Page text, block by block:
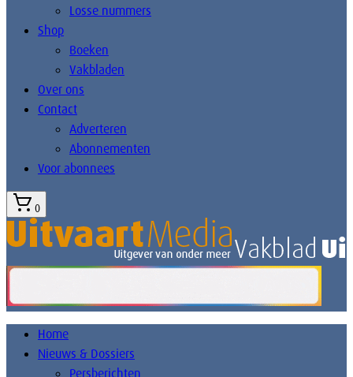
Losse nummers
Shop
Boeken
Vakbladen
Over ons
Contact
Adverteren
Abonnementen
Voor abonnees
0
Home
Nieuws & Dossiers
Persberichten